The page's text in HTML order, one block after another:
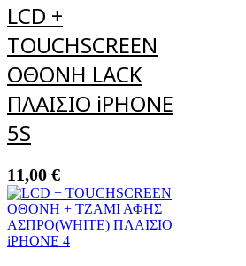
LCD +
TOUCHSCREEN
ΟΘΟΝΗ LACK
ΠΛΑΙΣΙΟ iPHONE
5S
11,00 €